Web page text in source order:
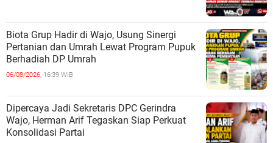
Biota Grup Hadir di Wajo, Usung Sinergi
Pertanian dan Umrah Lewat Program Pupuk
Berhadiah DP Umrah
06/08/2026, 16:39 WIB
Dipercaya Jadi Sekretaris DPC Gerindra
Wajo, Herman Arif Tegaskan Siap Perkuat
Konsolidasi Partai